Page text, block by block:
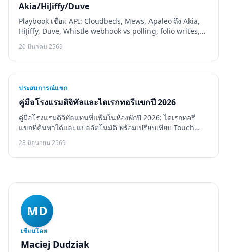
Akia/HiJiffy/Duve
Playbook เชื่อม API: Cloudbeds, Mews, Apaleo ถึง Akia,
HiJiffy, Duve, Whistle webhook vs polling, folio writes,
GDPR ติดตั้ง 5 วัน vs กับดัก 3 สัปดาห์
20 มีนาคม 2569
ประสบการณ์แขก
คู่มือโรงแรมดิจิทัลและไดเรกทอรีแขกปี 2026
คู่มือโรงแรมดิจิทัลแทนที่แฟ้มในห้องพักปี 2026: ไดเรกทอรี
แขกที่ค้นหาได้และแปลอัตโนมัติ พร้อมเปรียบเทียบ Touch
Stay, Vamoos และ Guestivo อย่างละเอียด
28 มิถุนายน 2569
MD
เขียนโดย
Maciej Dudziak